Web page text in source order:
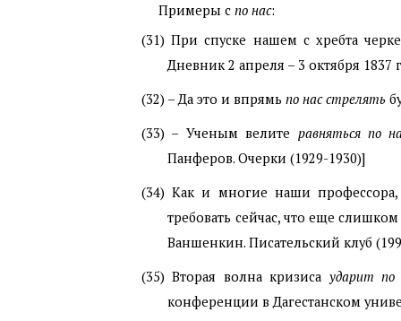
Примеры с по нас:
(31)При спуске нашем с хребта
Дневник 2 апреля – 3 октября 1837
(32) – Да это и впрямь по нас стрелять
(33) – Ученым велите равняться по
Панферов. Очерки (1929-1930)]
(34)Как и многие наши
требовать сейчас, что еще
Ваншенкин. Писательский клуб
(35)Вторая волна кризиса ударит по
конференции в Дагестанском